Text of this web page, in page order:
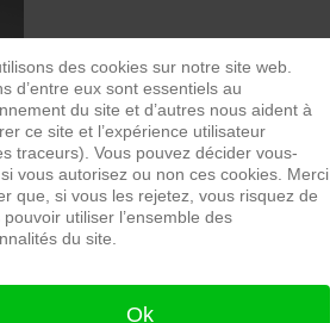
des cookies sur notre site web.
d’entre eux sont essentiels au
du site et d’autres nous aident à
ce site et l’expérience utilisateur
traceurs). Vous pouvez décider vous-
vous autorisez ou non ces cookies. Merci
que, si vous les rejetez, vous risquez de
pouvoir utiliser l’ensemble des
du site.
Ok